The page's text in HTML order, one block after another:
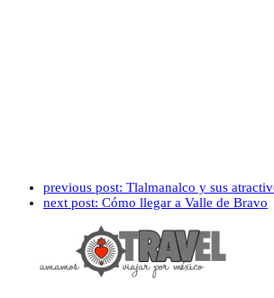
previous post: Tlalmanalco y sus
next post: Cómo llegar a Valle de Bravo